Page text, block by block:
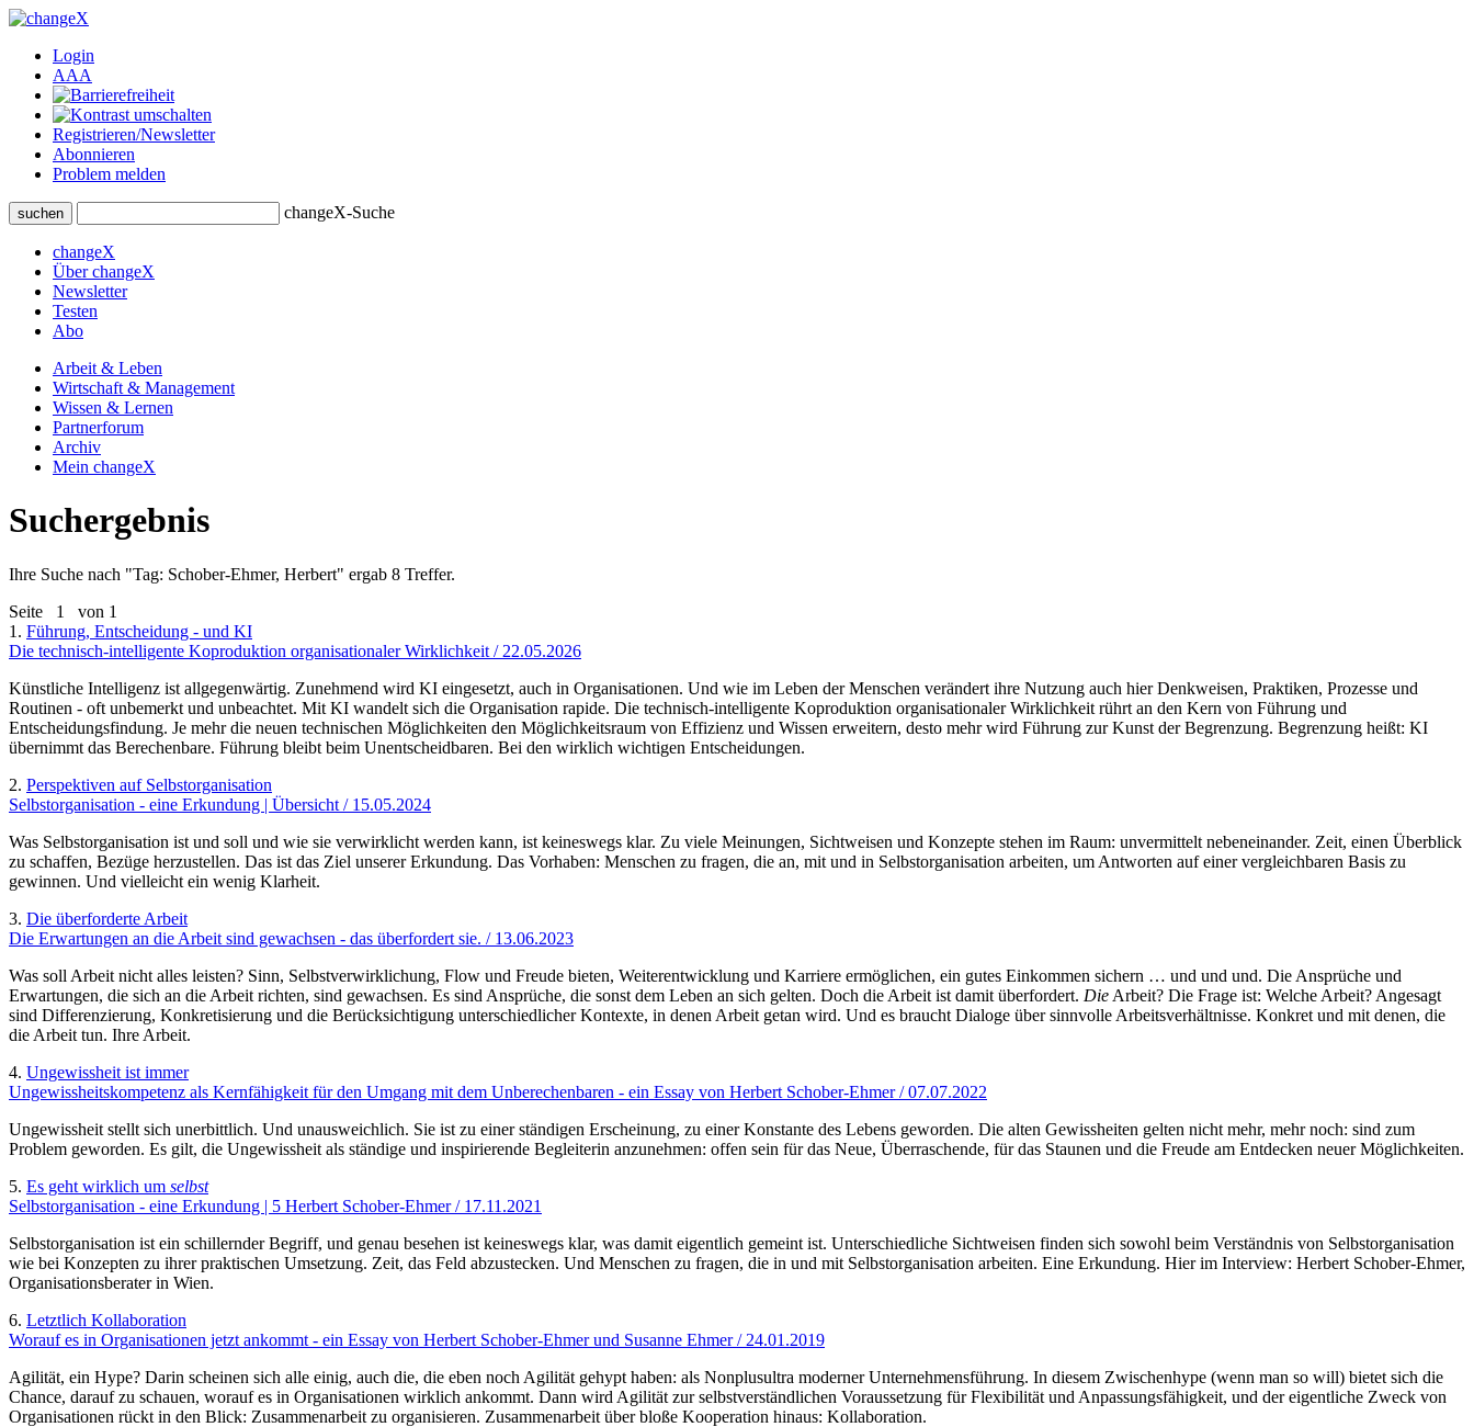
Login
AAA
Registrieren/Newsletter
Abonnieren
Problem melden
suchen changeX-Suche
changeX
Über changeX
Newsletter
Testen
Abo
Arbeit & Leben
Wirtschaft & Management
Wissen & Lernen
Partnerforum
Archiv
Mein changeX
Suchergebnis
Ihre Suche nach "Tag: Schober-Ehmer, Herbert" ergab 8 Treffer.
Seite 1
von 1
1. Führung, Entscheidung - und KI
Die technisch-intelligente Koproduktion organisationaler Wirklichkeit / 22.05.2026
Künstliche Intelligenz ist allgegenwärtig. Zunehmend wird KI eingesetzt, auch in Organisationen. Und wie im Leben der Menschen verändert ihre Nutzung auch hier Denkweisen, Praktiken, Prozesse und
Routinen - oft unbemerkt und unbeachtet. Mit KI wandelt sich die Organisation rapide. Die technisch-intelligente Koproduktion organisationaler Wirklichkeit rührt an den Kern von Führung und
Entscheidungsfindung. Je mehr die neuen technischen Möglichkeiten den Möglichkeitsraum von Effizienz und Wissen erweitern, desto mehr wird Führung zur Kunst der Begrenzung. Begrenzung heißt: KI
übernimmt das Berechenbare. Führung bleibt beim Unentscheidbaren. Bei den wirklich wichtigen Entscheidungen.
2. Perspektiven auf Selbstorganisation
Selbstorganisation - eine Erkundung | Übersicht / 15.05.2024
Was Selbstorganisation ist und soll und wie sie verwirklicht werden kann, ist keineswegs klar. Zu viele Meinungen, Sichtweisen und Konzepte stehen im Raum: unvermittelt nebeneinander. Zeit, einen Überblick
zu schaffen, Bezüge herzustellen. Das ist das Ziel unserer Erkundung. Das Vorhaben: Menschen zu fragen, die an, mit und in Selbstorganisation arbeiten, um Antworten auf einer vergleichbaren Basis zu
gewinnen. Und vielleicht ein wenig Klarheit.
3. Die überforderte Arbeit
Die Erwartungen an die Arbeit sind gewachsen - das überfordert sie. / 13.06.2023
Was soll Arbeit nicht alles leisten? Sinn, Selbstverwirklichung, Flow und Freude bieten, Weiterentwicklung und Karriere ermöglichen, ein gutes Einkommen sichern … und und und. Die Ansprüche und
Erwartungen, die sich an die Arbeit richten, sind gewachsen. Es sind Ansprüche, die sonst dem Leben an sich gelten. Doch die Arbeit ist damit überfordert. Die Arbeit? Die Frage ist: Welche Arbeit? Angesagt
sind Differenzierung, Konkretisierung und die Berücksichtigung unterschiedlicher Kontexte, in denen Arbeit getan wird. Und es braucht Dialoge über sinnvolle Arbeitsverhältnisse. Konkret und mit denen, die
die Arbeit tun. Ihre Arbeit.
4. Ungewissheit ist immer
Ungewissheitskompetenz als Kernfähigkeit für den Umgang mit dem Unberechenbaren - ein Essay von Herbert Schober-Ehmer / 07.07.2022
Ungewissheit stellt sich unerbittlich. Und unausweichlich. Sie ist zu einer ständigen Erscheinung, zu einer Konstante des Lebens geworden. Die alten Gewissheiten gelten nicht mehr, mehr noch: sind zum
Problem geworden. Es gilt, die Ungewissheit als ständige und inspirierende Begleiterin anzunehmen: offen sein für das Neue, Überraschende, für das Staunen und die Freude am Entdecken neuer Möglichkeiten.
5. Es geht wirklich um selbst
Selbstorganisation - eine Erkundung | 5 Herbert Schober-Ehmer / 17.11.2021
Selbstorganisation ist ein schillernder Begriff, und genau besehen ist keineswegs klar, was damit eigentlich gemeint ist. Unterschiedliche Sichtweisen finden sich sowohl beim Verständnis von Selbstorganisation
wie bei Konzepten zu ihrer praktischen Umsetzung. Zeit, das Feld abzustecken. Und Menschen zu fragen, die in und mit Selbstorganisation arbeiten. Eine Erkundung. Hier im Interview: Herbert Schober-Ehmer,
Organisationsberater in Wien.
6. Letztlich Kollaboration
Worauf es in Organisationen jetzt ankommt - ein Essay von Herbert Schober-Ehmer und Susanne Ehmer / 24.01.2019
Agilität, ein Hype? Darin scheinen sich alle einig, auch die, die eben noch Agilität gehypt haben: als Nonplusultra moderner Unternehmensführung. In diesem Zwischenhype (wenn man so will) bietet sich die
Chance, darauf zu schauen, worauf es in Organisationen wirklich ankommt. Dann wird Agilität zur selbstverständlichen Voraussetzung für Flexibilität und Anpassungsfähigkeit, und der eigentliche Zweck von
Organisationen rückt in den Blick: Zusammenarbeit zu organisieren. Zusammenarbeit über bloße Kooperation hinaus: Kollaboration.